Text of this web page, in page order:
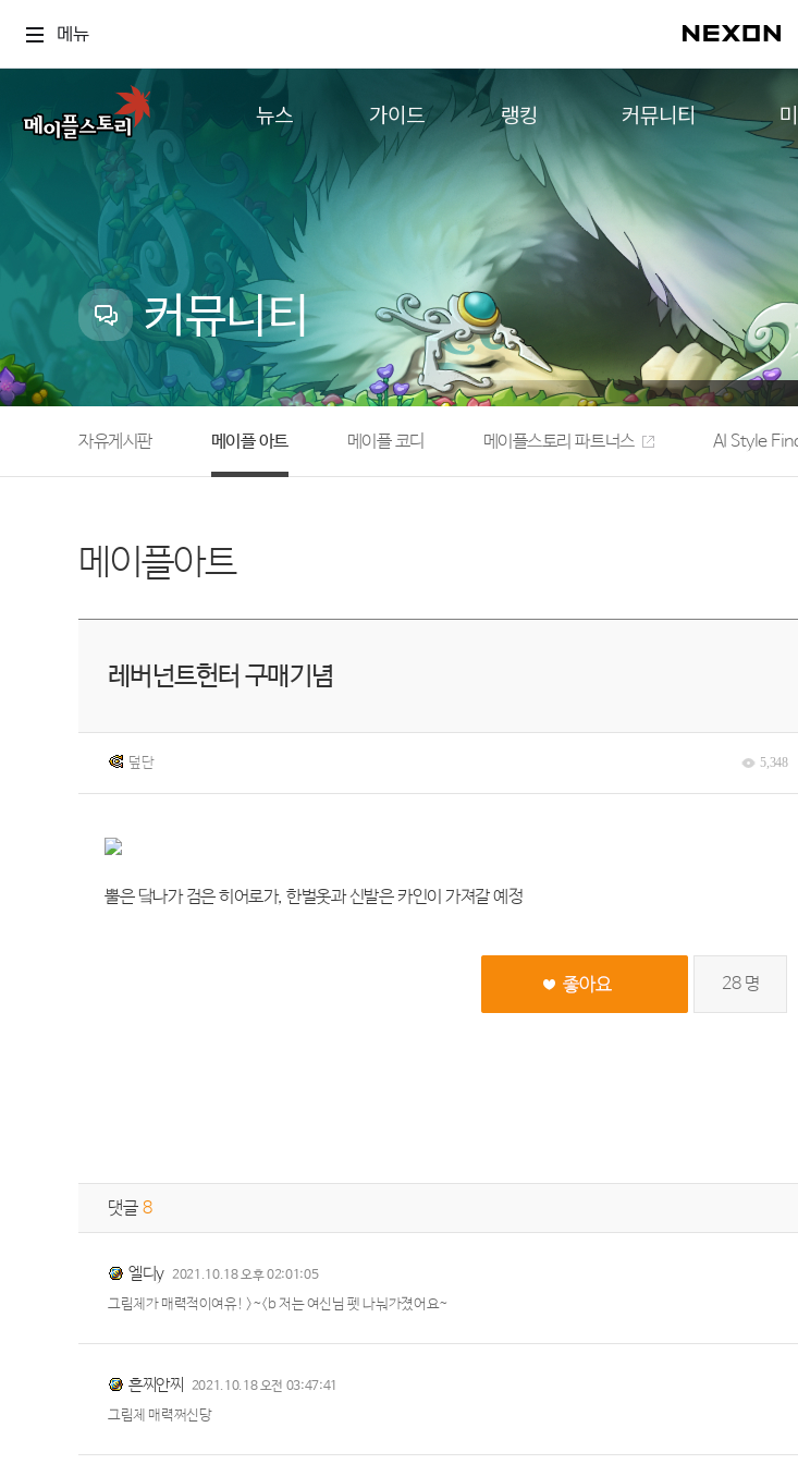
메뉴
뉴스
업데이트
이벤트
캐시샵 공지
메이플 알림판
with maple
가이드
추가정보
랭킹
컨텐츠 랭킹
커뮤니티
자유게시판
메이플 아트
메이플 코디
메이플스토리 파트너스
AI Style Finder
미니게임
커뮤니티 아카이브
커뮤니티
자유게시판 메이플 아트 메이플 코디 메이플스토리 파트너스 AI Style
메이플아트
레버넌트헌터 구매기념
덮단 5,348
뿔은 닼나가 검은 히어로가, 한벌옷과 신발은 카인이 가져갈 예정
28명
댓글 8
엘디y 2021.10.18 오후 02:01:05
그림체가 매력적이여유! >~<b 저는 여신님 펫 나눠가졌어요~
흔찌안찌 2021.10.18 오전 03:47:41
그림체 매력쩌신당